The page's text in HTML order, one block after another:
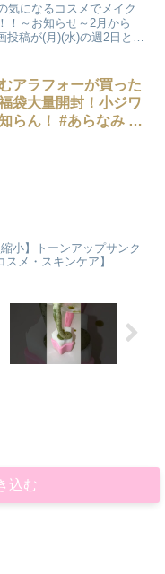
気になるコスメでメイク
！～お知らせ～2月から
投稿が(月)(水)の週2日とな
アラフォーが買った
袋大量開封！小ジワ
らん！ #あらなみ #
縮小】トーンアップサンク
スメ・スキンケア】
込む